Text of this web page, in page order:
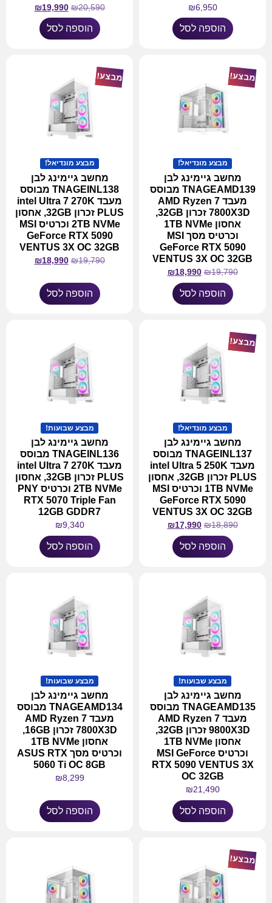
₪6,950
הוספה לסל
₪20,590
₪19,990
הוספה לסל
מבצע!
מבצע מונדיאל!
מחשב גיימינג לבן
TNAGEAMD139 מבוסס
מעבד AMD Ryzen 7
7800X3D זכרון 32GB,
אחסון 1TB NVMe
וכרטיס מסך MSI
GeForce RTX 5090
VENTUS 3X OC 32GB
₪19,790
₪18,990
הוספה לסל
מבצע!
מבצע מונדיאל!
מחשב גיימינג לבן
TNAGEINL138 מבוסס
מעבד intel Ultra 7 270K
PLUS זכרון 32GB, אחסון
2TB NVMe וכרטיס MSI
GeForce RTX 5090
VENTUS 3X OC 32GB
₪19,790
₪18,990
הוספה לסל
מבצע!
מבצע מונדיאל!
מחשב גיימינג לבן
TNAGEINL137 מבוסס
מעבד intel Ultra 5 250K
PLUS זכרון 32GB, אחסון
1TB NVMe וכרטיס MSI
GeForce RTX 5090
VENTUS 3X OC 32GB
₪18,890
₪17,990
הוספה לסל
מבצע שבועות!
מחשב גיימינג לבן
TNAGEINL136 מבוסס
מעבד intel Ultra 7 270K
PLUS זכרון 32GB, אחסון
2TB NVMe וכרטיס PNY
RTX 5070 Triple Fan
12GB GDDR7
₪9,340
הוספה לסל
מבצע שבועות!
מחשב גיימינג לבן
TNAGEAMD135 מבוסס
מעבד AMD Ryzen 7
9800X3D זכרון 32GB,
אחסון 1TB NVMe
וכרטיס MSI GeForce
RTX 5090 VENTUS 3X
OC 32GB
₪21,490
הוספה לסל
מבצע שבועות!
מחשב גיימינג לבן
TNAGEAMD134 מבוסס
מעבד AMD Ryzen 7
7800X3D זכרון 16GB,
אחסון 1TB NVMe
וכרטיס מסך ASUS RTX
5060 Ti OC 8GB
₪8,299
הוספה לסל
מבצע!